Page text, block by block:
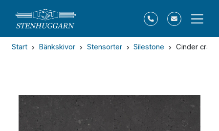
Start Bänkskivor Stensorter Silestone Cinder craze